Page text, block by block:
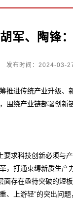
胡军、陶锋
发布时间：2024-03-
推进传统产业升级
围绕产业链部署创
求科技创新必须与
，打通束缚新质生
存在亟待突破的短
、上游轻”的突出问